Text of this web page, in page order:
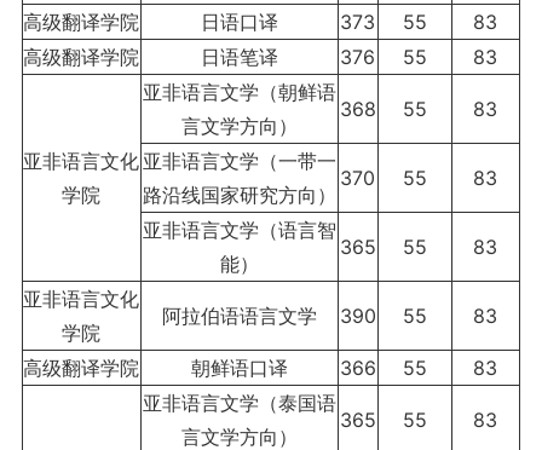
高级翻译学院 日语口译 373 55
83
高级翻译学院
日语笔译 376 55 83
亚非语言文化
学院
亚非语言文学（朝鲜语
言文学方向）
368 55 83
亚非语言文学（一带一
路沿线国家研究方向）
370 55 83
亚非语言文学（语言智
能）
365 55 83
亚非语言文化
学院
阿拉伯语语言文学 390 55 83
高级翻译学院 朝鲜语口译 366 55 83
亚非语言文学（泰国语
言文学方向）
365 55 83